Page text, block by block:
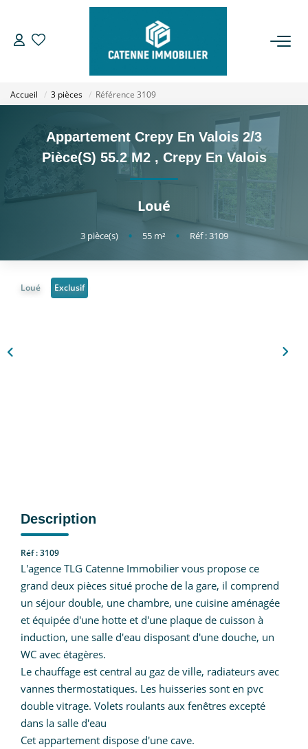
LOUER
ESTIMER
NOTRE AGENCE
Accueil 3 pièces Référence 3109
Appartement Crepy En Valois 2/3
Pièce(s) 55.2 M2 , Crepy En Valois
Loué
3pièce(s) • 55m² • Réf : 3109
Loué Exclusif
Description
Réf : 3109
L'agence TLG Catenne Immobilier vous propose ce
grand deux pièces situé proche de la gare, il comprend
un séjour double, une chambre, une cuisine aménagée
et équipée d'une hotte et d'une plaque de cuisson à
induction, une salle d'eau disposant d'une douche, un
WC avec étagères.
Le chauffage est central au gaz de ville, radiateurs avec
vannes thermostatiques. Les huisseries sont en pvc
double vitrage. Volets roulants aux fenêtres excepté
dans la salle d'eau
Cet appartement dispose d'une cave.